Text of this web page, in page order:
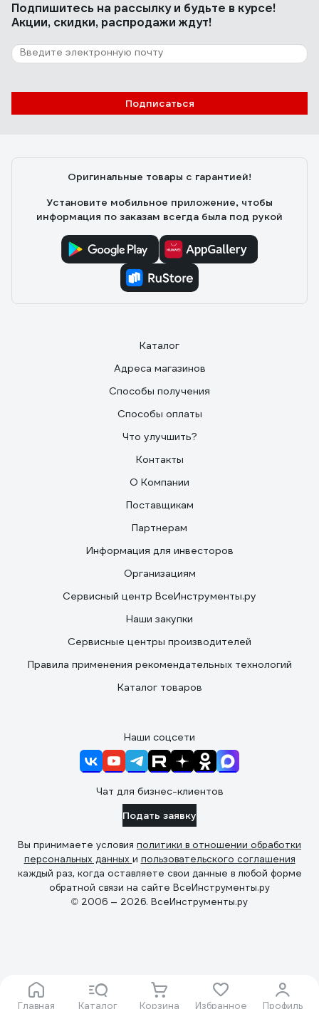
Главная Каталог Корзина Избранное Профиль
Подпишитесь на рассылкуи будьте в курсе!
Акции, скидки, распродажи ждут!
Подписаться
Оригинальные товары с гарантией!
Установите мобильное приложение, чтобы
информация по заказам всегда была под рукой
Каталог
Адреса магазинов
Способы получения
Способы оплаты
Что улучшить?
Контакты
О Компании
Поставщикам
Партнерам
Информация для инвесторов
Организациям
Сервисный центр ВсеИнструменты.ру
Наши закупки
Сервисные центры производителей
Правила применения рекомендательных технологий
Каталог товаров
Наши соцсети
Чат для бизнес-клиентов
Подать заявку
Вы принимаете условия политики в отношении обработки
персональных данных и пользовательского соглашения
каждый раз, когда оставляете свои данные в любой форме
обратной связи на сайте ВсеИнструменты.ру
© 2006 — 2026. ВсеИнструменты.ру